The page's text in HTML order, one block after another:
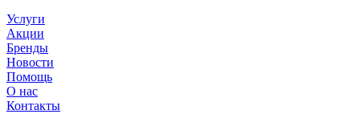
Услуги
Акции
Бренды
Новости
Помощь
О нас
Контакты